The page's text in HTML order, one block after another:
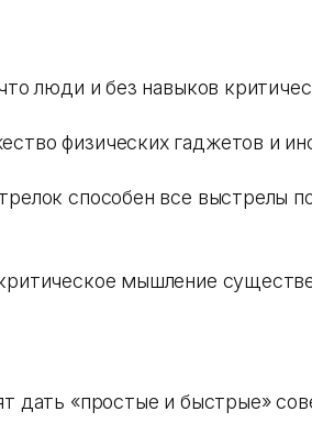
люди и без навыков
физических гаджетов и
способен все выстрелы
мышление
дать «простые и быстрые»